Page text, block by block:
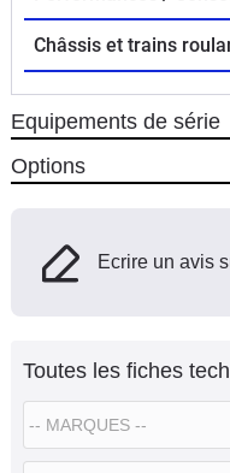
Châssis et trains
Equipements de série
Options
Ecrire un avis
Toutes les fiches